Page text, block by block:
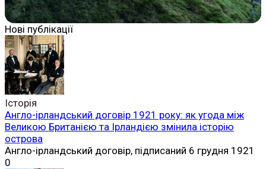
Нові публікації
Історія
Англо-ірландський договір 1921 року: як угода між
Великою Британією та Ірландією змінила історію
острова
Англо-ірландський договір, підписаний 6 грудня 1921
0